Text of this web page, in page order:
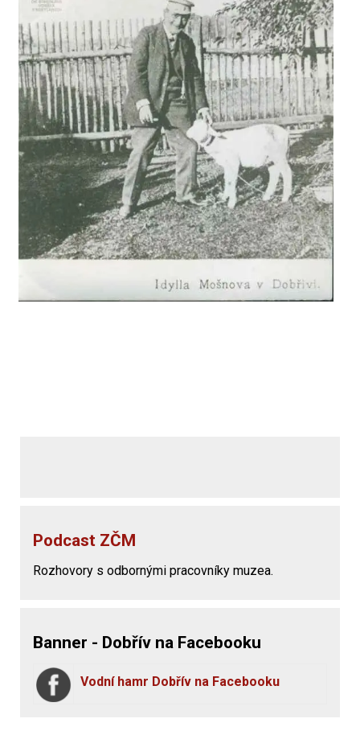
Podcast ZČM
Rozhovory s odbornými pracovníky muzea.
Banner - Dobřív na Facebooku
Vodní hamr Dobřív na Facebooku